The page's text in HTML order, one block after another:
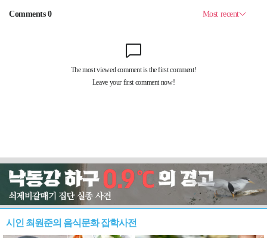
시인 최원준의 음식문화 잡학사전